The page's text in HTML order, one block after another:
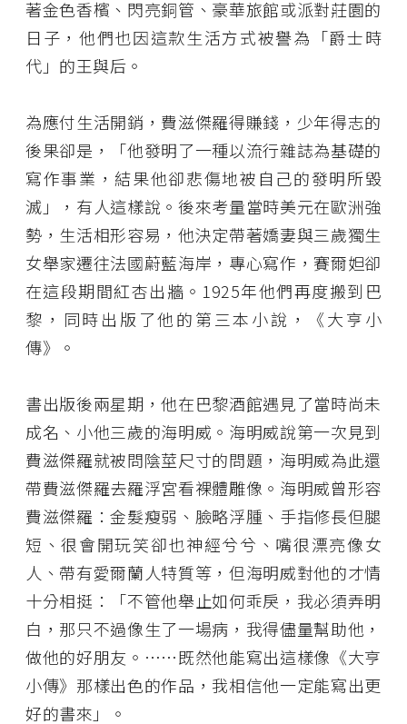
著金色香檳、閃亮銅管、豪華旅館或派對莊園的
日子，他們也因這款生活方式被譽為「爵士時
代」的王與后。
為應付生活開銷，費滋傑羅得賺錢，少年得志的
後果卻是，「他發明了一種以流行雜誌為基礎的
寫作事業，結果他卻悲傷地被自己的發明所毀
滅」，有人這樣說。後來考量當時美元在歐洲強
勢，生活相形容易，他決定帶著嬌妻與三歲獨生
女舉家遷往法國蔚藍海岸，專心寫作，賽爾妲卻
在這段期間紅杏出牆。1925年他們再度搬到巴
黎，同時出版了他的第三本小說，《大亨小
傳》。
書出版後兩星期，他在巴黎酒館遇見了當時尚未
成名、小他三歲的海明威。海明威說第一次見到
費滋傑羅就被問陰莖尺寸的問題，海明威為此還
帶費滋傑羅去羅浮宮看裸體雕像。海明威曾形容
費滋傑羅：金髮瘦弱、臉略浮腫、手指修長但腿
短、很會開玩笑卻也神經兮兮、嘴很漂亮像女
人、帶有愛爾蘭人特質等，但海明威對他的才情
十分相挺：「不管他舉止如何乖戾，我必須弄明
白，那只不過像生了一場病，我得儘量幫助他，
做他的好朋友。……既然他能寫出這樣像《大亨
小傳》那樣出色的作品，我相信他一定能寫出更
好的書來」。